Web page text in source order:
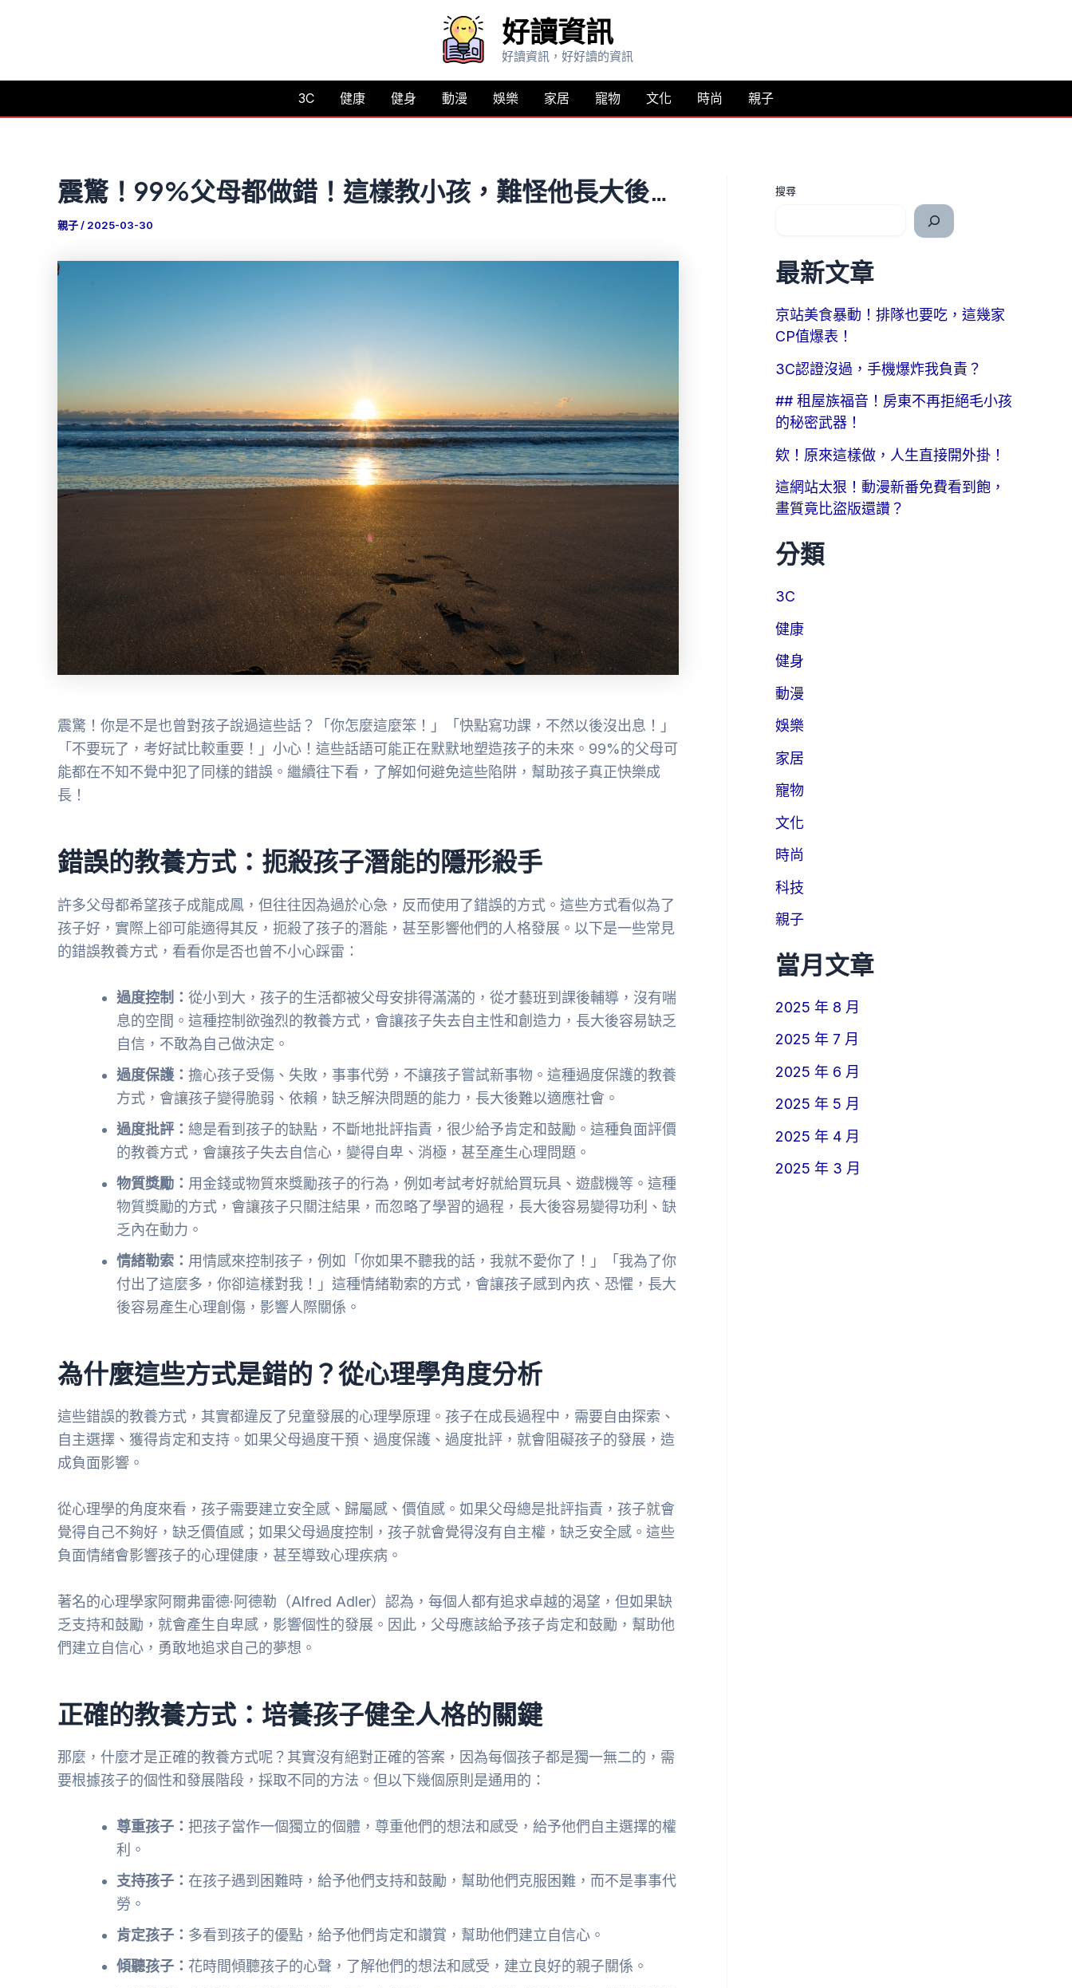
要
好讀資訊
好讀資訊，好好讀的資訊
3C 健康 健身 動漫 娛樂 家居 寵物 文化 時尚 親子
震驚！99%父母都做錯！這樣教小孩，難怪他長大後…
親子/ 2025-03-30
震驚！你是不是也曾對孩子說過這些話？「你怎麼這麼笨！」「快點寫功課，不然以後沒出息！」
「不要玩了，考好試比較重要！」小心！這些話語可能正在默默地塑造孩子的未來。99%的父母可
能都在不知不覺中犯了同樣的錯誤。繼續往下看，了解如何避免這些陷阱，幫助孩子真正快樂成
長！
錯誤的教養方式：扼殺孩子潛能的隱形殺手
許多父母都希望孩子成龍成鳳，但往往因為過於心急，反而使用了錯誤的方式。這些方式看似為了
孩子好，實際上卻可能適得其反，扼殺了孩子的潛能，甚至影響他們的人格發展。以下是一些常見
的錯誤教養方式，看看你是否也曾不小心踩雷：
過度控制： 從小到大，孩子的生活都被父母安排得滿滿的，從才藝班到課後輔導，沒有喘
息的空間。這種控制欲強烈的教養方式，會讓孩子失去自主性和創造力，長大後容易缺乏
自信，不敢為自己做決定。
過度保護： 擔心孩子受傷、失敗，事事代勞，不讓孩子嘗試新事物。這種過度保護的教養
方式，會讓孩子變得脆弱、依賴，缺乏解決問題的能力，長大後難以適應社會。
過度批評： 總是看到孩子的缺點，不斷地批評指責，很少給予肯定和鼓勵。這種負面評價
的教養方式，會讓孩子失去自信心，變得自卑、消極，甚至產生心理問題。
物質獎勵： 用金錢或物質來獎勵孩子的行為，例如考試考好就給買玩具、遊戲機等。這種
物質獎勵的方式，會讓孩子只關注結果，而忽略了學習的過程，長大後容易變得功利、缺
乏內在動力。
情緒勒索： 用情感來控制孩子，例如「你如果不聽我的話，我就不愛你了！」「我為了你
付出了這麼多，你卻這樣對我！」這種情緒勒索的方式，會讓孩子感到內疚、恐懼，長大
後容易產生心理創傷，影響人際關係。
為什麼這些方式是錯的？從心理學角度分析
這些錯誤的教養方式，其實都違反了兒童發展的心理學原理。孩子在成長過程中，需要自由探索、
自主選擇、獲得肯定和支持。如果父母過度干預、過度保護、過度批評，就會阻礙孩子的發展，造
成負面影響。
從心理學的角度來看，孩子需要建立安全感、歸屬感、價值感。如果父母總是批評指責，孩子就會
覺得自己不夠好，缺乏價值感；如果父母過度控制，孩子就會覺得沒有自主權，缺乏安全感。這些
負面情緒會影響孩子的心理健康，甚至導致心理疾病。
著名的心理學家阿爾弗雷德·阿德勒（Alfred Adler）認為，每個人都有追求卓越的渴望，但如果缺
乏支持和鼓勵，就會產生自卑感，影響個性的發展。因此，父母應該給予孩子肯定和鼓勵，幫助他
們建立自信心，勇敢地追求自己的夢想。
正確的教養方式：培養孩子健全人格的關鍵
那麼，什麼才是正確的教養方式呢？其實沒有絕對正確的答案，因為每個孩子都是獨一無二的，需
要根據孩子的個性和發展階段，採取不同的方法。但以下幾個原則是通用的：
尊重孩子： 把孩子當作一個獨立的個體，尊重他們的想法和感受，給予他們自主選擇的權
利。
支持孩子： 在孩子遇到困難時，給予他們支持和鼓勵，幫助他們克服困難，而不是事事代
勞。
肯定孩子： 多看到孩子的優點，給予他們肯定和讚賞，幫助他們建立自信心。
傾聽孩子： 花時間傾聽孩子的心聲，了解他們的想法和感受，建立良好的親子關係。
搜尋
最新文章
京站美食暴動！排隊也要吃，這幾家
CP值爆表！
3C認證沒過，手機爆炸我負責？
## 租屋族福音！房東不再拒絕毛小孩
的秘密武器！
欸！原來這樣做，人生直接開外掛！
這網站太狠！動漫新番免費看到飽，
畫質竟比盜版還讚？
分類
3C
健康
健身
動漫
娛樂
家居
寵物
文化
時尚
科技
親子
當月文章
2025 年 8 月
2025 年 7 月
2025 年 6 月
2025 年 5 月
2025 年 4 月
2025 年 3 月